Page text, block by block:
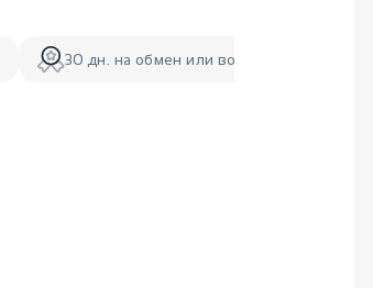
30 дн. на обмен или возврат